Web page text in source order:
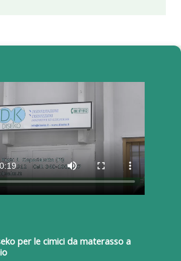
per le cimici da materasso a